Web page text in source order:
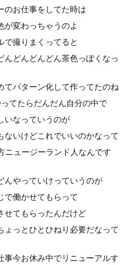
のお仕事をしてた時は
が変わっちゃうのよ
で撮りまくってると
んどんどんどん茶色っぽくなっ
てパターン化して作ってたのね
てたらだんだん自分の中で
いなっていうのが
ないけどこれでいいのかなって
ニュージーランド人なんです
んやっていけっていうのが
で働かせてもらって
せてもらったんだけど
ょっとひとひねり必要だなって
事今お休み中でリニューアルす